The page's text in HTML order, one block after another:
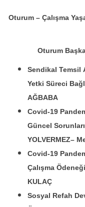
Oturum – Çalışma
Oturum
Sendikal Temsil
Yetki Süreci
AĞBABA
Covid-19
Güncel
YOLVERMEZ–
Covid-19
Çalışma
KULAÇ
Sosyal Refah